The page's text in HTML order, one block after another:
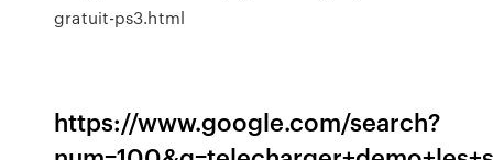
gratuit-ps3.html
https://www.google.com/search?